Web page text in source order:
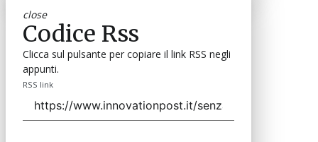
close
Codice Rss
Clicca sul pulsante per copiare il link RSS negli
appunti.
RSS link